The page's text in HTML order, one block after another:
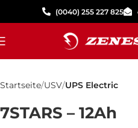
(0040) 255 227 825
Startseite USV UPS Electric
7STARS – 12Ah